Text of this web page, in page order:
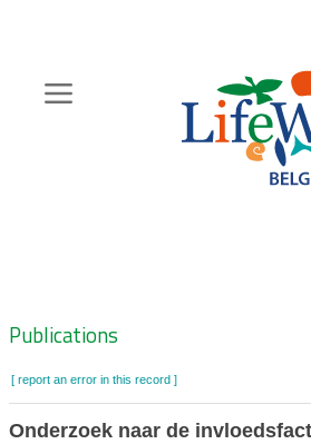
content
Zoeknavigatie
Publications
[ report an error in this record ]
Onderzoek naar de